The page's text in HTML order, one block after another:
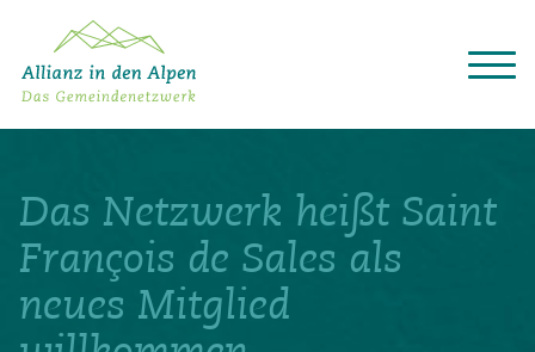
Projekte
Aktuelles
Alpine Kooperationen
Deutsch Italiano
Das Netzwerk heißt Saint
François de Sales als
neues Mitglied